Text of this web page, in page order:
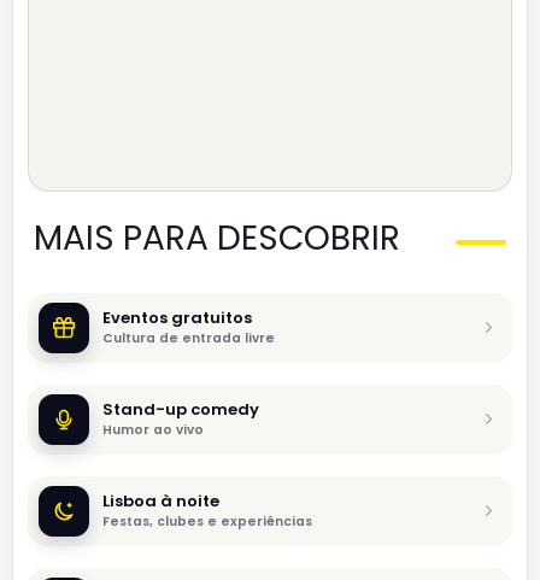
MAIS PARA DESCOBRIR
Eventos gratuitos
Cultura de entrada livre
Stand-up comedy
Humor ao vivo
Lisboa à noite
Festas, clubes e experiências